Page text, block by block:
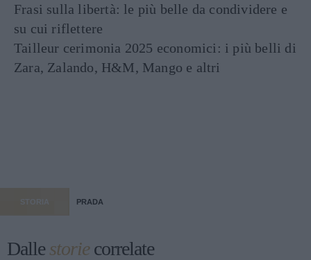
Frasi sulla libertà: le più belle da condividere e
su cui riflettere
Tailleur cerimonia 2025 economici: i più belli di
Zara, Zalando, H&M, Mango e altri
STORIA PRADA
Dallestoriecorrelate